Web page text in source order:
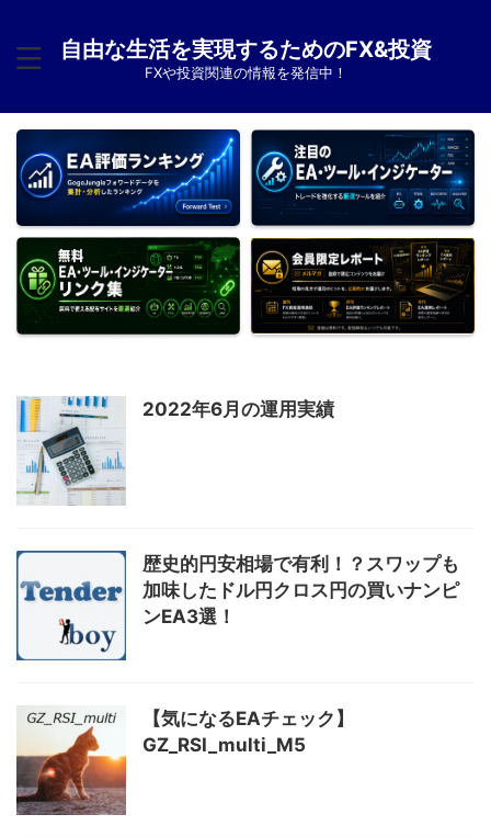
自由な生活を実現するためのFX&投資
FXや投資関連の情報を発信中！
2022年6月の運用実績
歴史的円安相場で有利！？スワップも
加味したドル円クロス円の買いナンピ
ンEA3選！
【気になるEAチェック】
GZ_RSI_multi_M5